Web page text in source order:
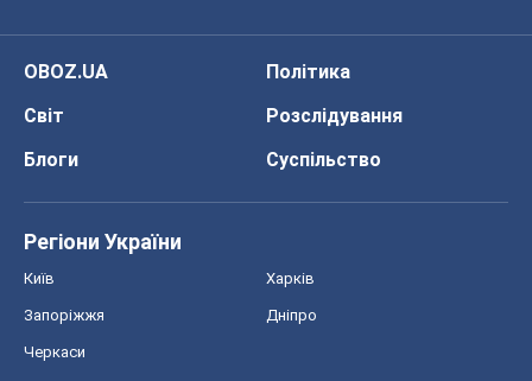
OBOZ.UA
Політика
Світ
Розслідування
Блоги
Суспільство
Регіони України
Київ Харків
Запоріжжя Дніпро
Черкаси